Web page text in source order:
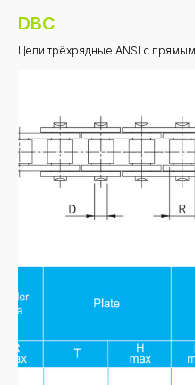
DBC
Цепи трёхрядные ANSI с